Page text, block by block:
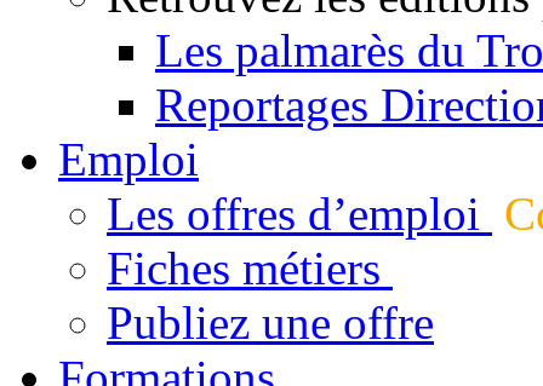
Les palmarès du
Reportages
Emploi
Les offres d’emploi
Fiches métiers
Publiez une offre